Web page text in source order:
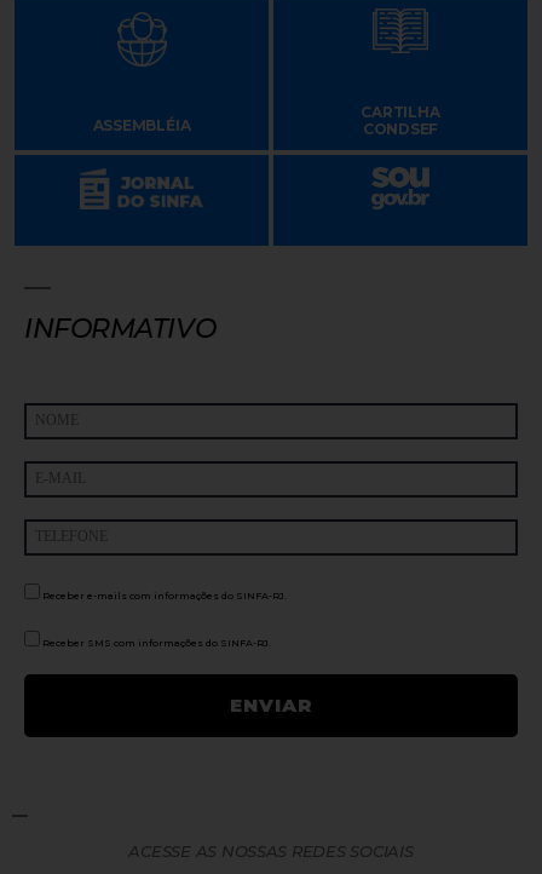
ASSEMBLÉIA
CARTILHA
CONDSEF
INFORMATIVO
Receber e-mails com informações do SINFA-RJ.
Receber SMS com informações do SINFA-RJ.
ACESSE AS NOSSAS REDES SOCIAIS